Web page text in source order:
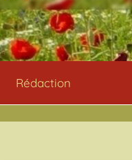
Rédaction